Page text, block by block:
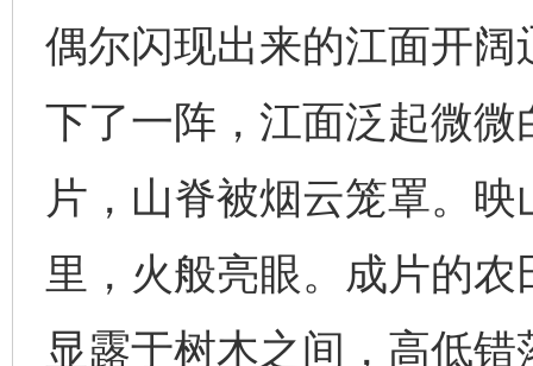
偶尔闪现出来的江面开
下了一阵，江面泛起微
片，山脊被烟云笼罩。
里，火般亮眼。成片的
显露于树木之间，高低错